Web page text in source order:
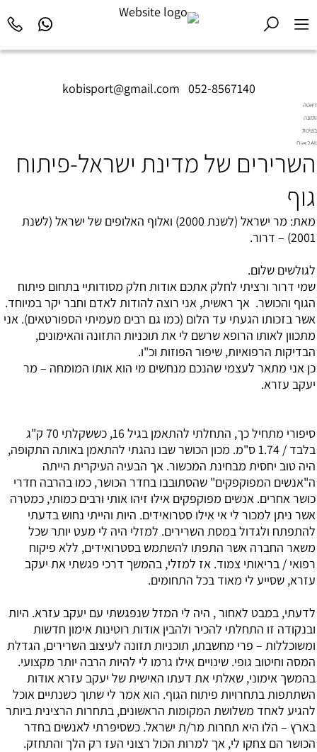
kobisport@gmail.com 052-8567140
דיאטה
ותזונה
בשיטת
Diet2All:
שמאחורי
המושלם.
השרירים של מדינת ישראל-פיתוח
גוף
מאת: מר ישראל (לשנת 2000) ואלוף האלופים של ישראל (לשנת
2001) – דרור.
לגולשים שלום.
שמי דרור ורציתי לחלק אתכם אודות חלק מסודותיי בתחום פיתוח
הגוף והכושר. אך ראשית, אני רוצה להודות לאדם וחבר יקר במיוחד.
אשר בזכותו הגעתי עד הלום (כמו גם רבים מעמיתי הספורטאים). אני
מתכוון לאותו הרופא שרשם לי את תוכניות התזונה והאימונים,
הבדיקות הרפואיות, שיפור הפוזות וכ"ו.
כן אני מתאר לעצמי שהנכם מנחשים מי הוא אותו המומחה – מר
יעקב עזרא.
סיפורי מתחיל כך, התחלתי להתאמן בגיל 16, כששקלתי 70 ק"ג
בלבד / 1.74 ס"מ. מכון הכושר שבו נהגתי להתאמן באותה התקופה,
היה טוב יחסית מבחינת המכשור. אך הבעיה העיקרית הייתה
ה"אנשים המפוקפקים" שהסתובבו בחדר הכושר, כמו בהרבה חדרי
כושר אחרים. אנשים מפוקפקים אילו זיהו אותי ורבים כמותי, כמטרה
אשר ניתן למכור לי אי אילו סטרואידים. היות והייתי נחוש בדעתי
להתפתח ולגדול במסת השרירים. למזלי היה לי מעט יותר שכל
משאר החברה אשר התפתו להשתמש בסטרואידים, ללא פיקוח
רפואי / בריאותי צמוד. אז למזלי, בהמשך דרכי פגשתי את יעקב
עזרא, שסייע לי מאוד בכל התחומים.
לדעתי, במבט לאחור , היה לי המזל שנפגשתי עם יעקב עזרא. היות
ובנקודה זו התחלתי להכיר ולהבין אודות רוטינות אימון חדשות
ומשוכללות – פרי מחשבתו, תוכניות תזונה לעיצוב השרירים, הגדלת
המסה וחיטוב גופי. שינויים אילו גרמו לי להיות הרבה יותר מקצועי.
בהמשך אימוני, שאלתי את דעתו האישית של יעקב עזרא אודות
השתתפות בתחרויות פיתוח הגוף. הוא אמר לי שתוך כשנתיים אוכל
להגיע לאחד משלושת המקומות הראשונים, בתחרות הרצינית ביותר
בארץ – הלו היא תחרות מר/ת ישראל. כשסיפרתי לאנשים בחדר
הכושר הם צחקו לי, אך למרות הכול רצוני העז רק הלך והתחזק.